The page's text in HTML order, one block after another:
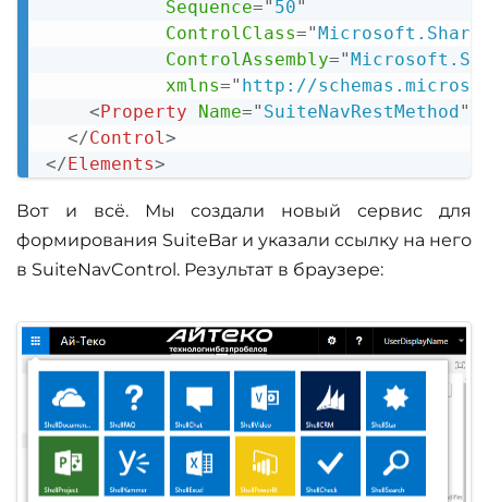
Sequence=" 50"
ControlClass="
ControlAssembly="
xmlns=" http://
<Property Name=" SuiteNavRestMethod"
</Control >
</Elements>
Вот и всё. Мы создали новый сервис для
формирования SuiteBar и указали ссылку на него
в SuiteNavControl. Результат в браузере: